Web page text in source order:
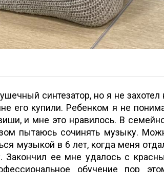
синтезатор, но я не захотел
его купили. Ребенком я не
и мне это нравилось. В
пытаюсь сочинять музыку.
музыкой в 6 лет, когда меня
Закончил ее мне удалось с
обучение пор